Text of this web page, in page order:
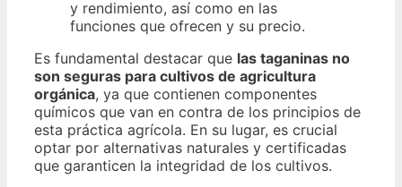
y rendimiento, así como en las
funciones que ofrecen y su precio.
Es fundamental destacar que las taganinas no
son seguras para cultivos de agricultura
orgánica, ya que contienen componentes
químicos que van en contra de los principios de
esta práctica agrícola. En su lugar, es crucial
optar por alternativas naturales y certificadas
que garanticen la integridad de los cultivos.